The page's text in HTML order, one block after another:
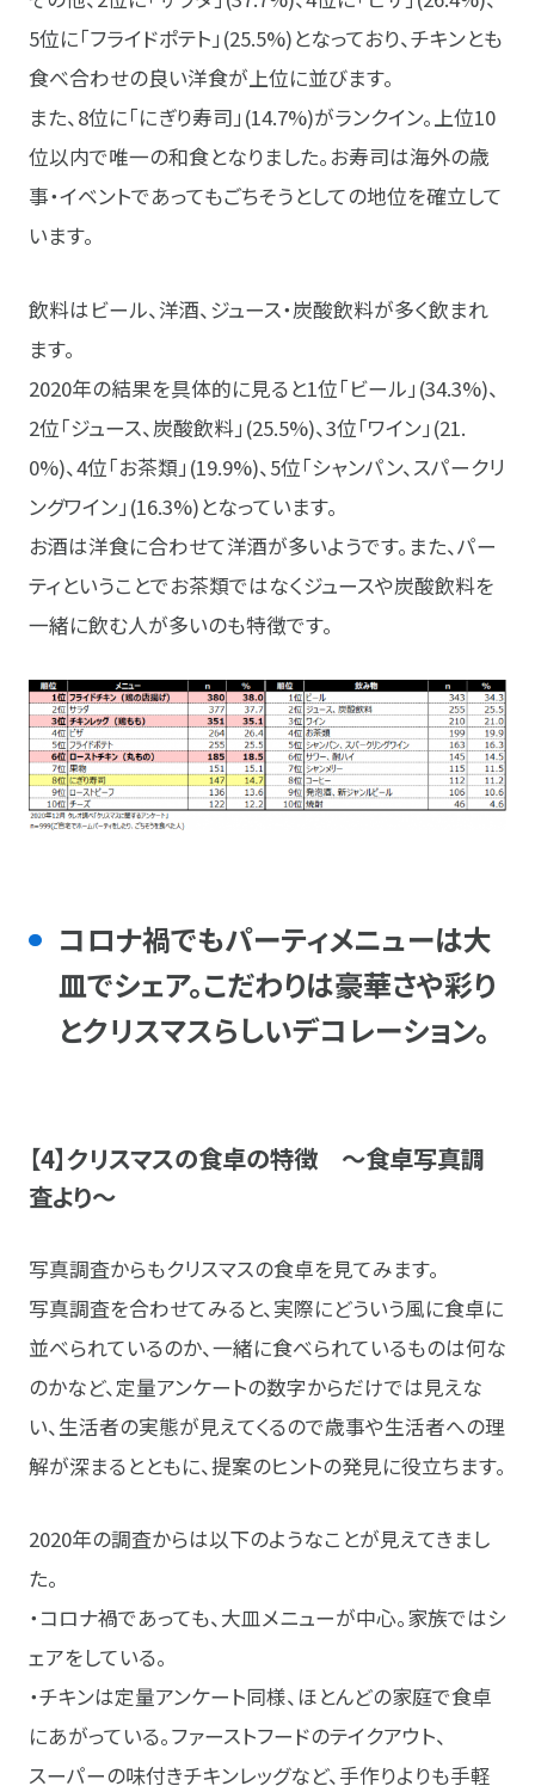
5位に「フライドポテト」(25.5%)となっており、チキンとも
食べ合わせの良い洋食が上位に並びます。
また、8位に「にぎり寿司」(14.7%)がランクイン。上位10
位以内で唯一の和食となりました。お寿司は海外の歳
事・イベントであってもごちそうとしての地位を確立して
います。
飲料はビール、洋酒、ジュース・炭酸飲料が多く飲まれ
ます。
2020年の結果を具体的に見ると1位「ビール」(34.3%)、
2位「ジュース、炭酸飲料」(25.5%)、3位「ワイン」(21.
0%)、4位「お茶類」(19.9%)、5位「シャンパン、スパークリ
ングワイン」(16.3%)となっています。
お酒は洋食に合わせて洋酒が多いようです。また、パー
ティということでお茶類ではなくジュースや炭酸飲料を
一緒に飲む人が多いのも特徴です。
コロナ禍でもパーティメニューは大
皿でシェア。こだわりは豪華さや彩り
とクリスマスらしいデコレーション。
【4】クリスマスの食卓の特徴 ～食卓写真調
査より～
写真調査からもクリスマスの食卓を見てみます。
写真調査を合わせてみると、実際にどういう風に食卓に
並べられているのか、一緒に食べられているものは何な
のかなど、定量アンケートの数字からだけでは見えな
い、生活者の実態が見えてくるので歳事や生活者への理
解が深まるとともに、提案のヒントの発見に役立ちます。
2020年の調査からは以下のようなことが見えてきまし
た。
・コロナ禍であっても、大皿メニューが中心。家族ではシ
ェアをしている。
・チキンは定量アンケート同様、ほとんどの家庭で食卓
にあがっている。ファーストフードのテイクアウト、
スーパーの味付きチキンレッグなど、手作りよりも手軽